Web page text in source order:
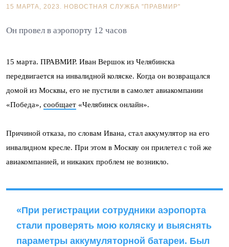
15 МАРТА, 2023. НОВОСТНАЯ СЛУЖБА "ПРАВМИР"
Он провел в аэропорту 12 часов
15 марта. ПРАВМИР. Иван Вершок из Челябинска
передвигается на инвалидной коляске. Когда он возвращался
домой из Москвы, его не пустили в самолет авиакомпании
«Победа», сообщает «Челябинск онлайн».
Причиной отказа, по словам Ивана, стал аккумулятор на его
инвалидном кресле. При этом в Москву он прилетел с той же
авиакомпанией, и никаких проблем не возникло.
«При регистрации сотрудники аэропорта
стали проверять мою коляску и выяснять
параметры аккумуляторной батареи. Был